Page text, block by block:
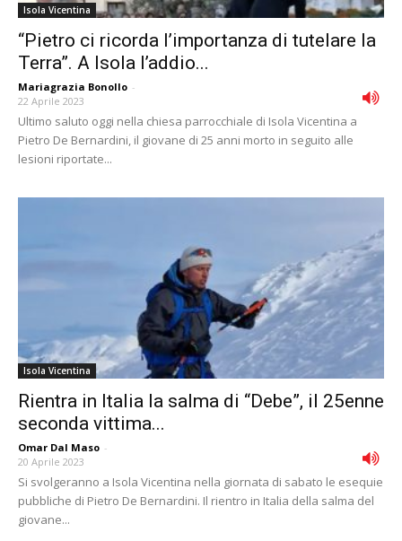
Isola Vicentina
“Pietro ci ricorda l’importanza di tutelare la
Terra”. A Isola l’addio...
Mariagrazia Bonollo -
22 Aprile 2023
Ultimo saluto oggi nella chiesa parrocchiale di Isola Vicentina a
Pietro De Bernardini, il giovane di 25 anni morto in seguito alle
lesioni riportate...
Isola Vicentina
Rientra in Italia la salma di “Debe”, il 25enne
seconda vittima...
Omar Dal Maso -
20 Aprile 2023
Si svolgeranno a Isola Vicentina nella giornata di sabato le esequie
pubbliche di Pietro De Bernardini. Il rientro in Italia della salma del
giovane...